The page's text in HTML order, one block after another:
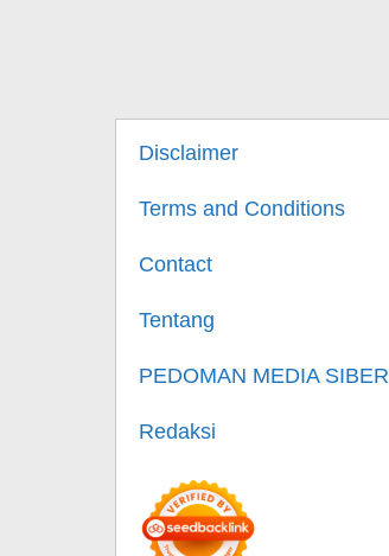
Disclaimer
Terms and Conditions
Contact
Tentang
PEDOMAN MEDIA SIBER
Redaksi